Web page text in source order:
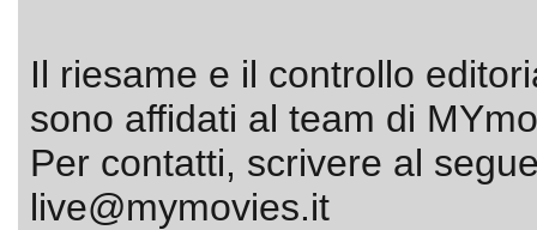
Il riesame e il controllo
sono affidati al team di
Per contatti, scrivere al
live@mymovies.it